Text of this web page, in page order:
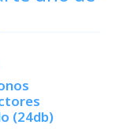
(24db)